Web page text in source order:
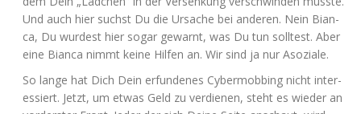
Und auch hier suchst Du die Ursa­che bei ande­ren. Nein Bian­
ca, Du wur­dest hier sogar gewarnt, was Du tun soll­test. Aber
eine Bian­ca nimmt kei­ne Hil­fen an. Wir sind ja nur Asoziale.
So lan­ge hat Dich Dein erfun­de­nes Cyber­mob­bing nicht inter­
es­siert. Jetzt, um etwas Geld zu ver­die­nen, steht es wie­der an